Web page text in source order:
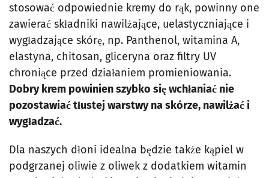
stosować odpowiednie kremy do rąk, powinny one
zawierać składniki nawilżające, uelastyczniające i
wygładzające skórę, np. Panthenol, witamina A,
elastyna, chitosan, gliceryna oraz filtry UV
chroniące przed działaniem promieniowania.
Dobry krem powinien szybko się wchłaniać nie
pozostawiać tłustej warstwy na skórze, nawilżać i
wygładzać.
Dla naszych dłoni idealna będzie także kąpiel w
podgrzanej oliwie z oliwek z dodatkiem witamin